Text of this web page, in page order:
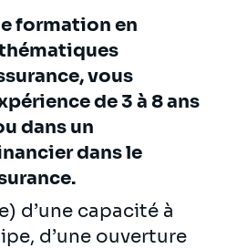
formation en
vous
de 3 à 8 ans
dans un
dans le
d’une capacité à
d’une ouverture